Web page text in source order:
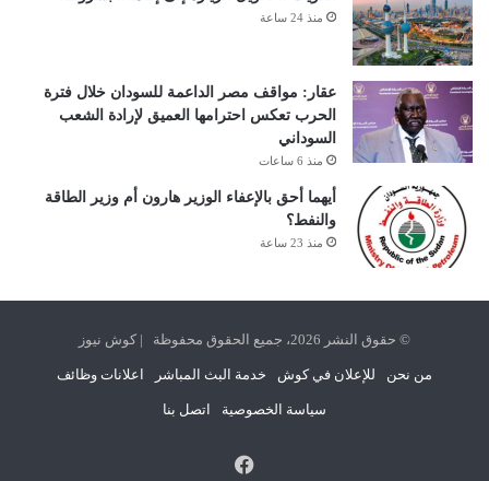
منذ 24 ساعة
عقار: مواقف مصر الداعمة للسودان خلال فترة
الحرب تعكس احترامها العميق لإرادة الشعب
السوداني
منذ 6 ساعات
أيهما أحق بالإعفاء الوزير هارون أم وزير الطاقة
والنفط؟
منذ 23 ساعة
© حقوق النشر 2026، جميع الحقوق محفوظة | كوش نيوز
من نحن للإعلان في كوش خدمة البث المباشر اعلانات وظائف
سياسة الخصوصية اتصل بنا